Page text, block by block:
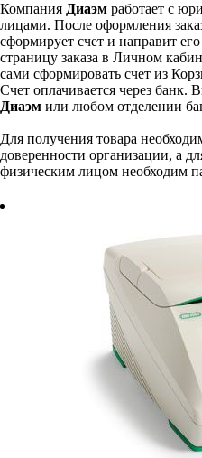
Компания Диаэм работает с
лицами. После оформления
сформирует счет и направит
страницу заказа в Личном
сами сформировать счет из
Счет оплачивается через банк.
Диаэм или любом отделении
Для получения товара
доверенности организации, а
физическим лицом необходим